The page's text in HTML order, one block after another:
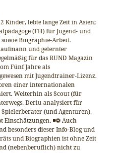
Kinder, lebte lange Zeit in Asien;
(FH) für Jugend- und
Biographie-Arbeit.
und gelernter
für das RUND Magazin
Fünf Jahre als
mit Jugendtrainer-Lizenz.
einer internationalen
Weiterhin als Scout (für
Deriu analysiert für
(und Agenturen),
◾⚽ Auch
besonders dieser Info-Blog und
und Biographien ist ohne Zeit
(nebenberuflich) nicht zu